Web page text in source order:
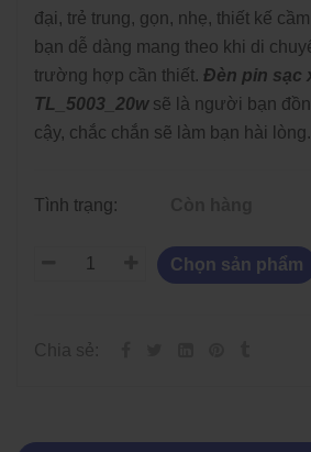
đại, trẻ trung, gọn, nhẹ, thiết kế
bạn dễ dàng mang theo khi di
trường hợp cần thiết. Đèn pin sạc
TL_5003_20wsẽ là người bạn
cậy, chắc chắn sẽ làm bạn hài lòng.
Tình trạng:
Chọn sản phẩm